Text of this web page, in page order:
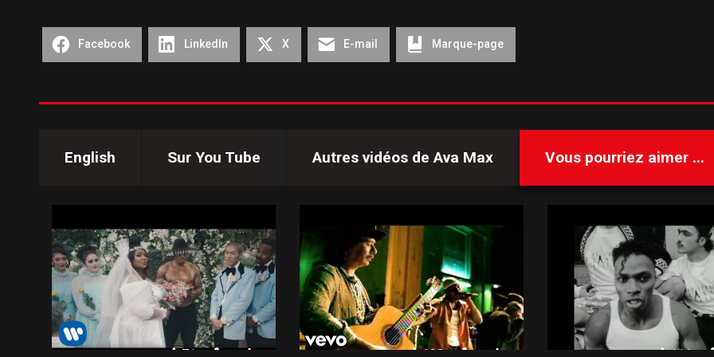
Facebook LinkedIn X E-mail Marque-page
English Sur You Tube Autres vidéos de Ava Max Vous pourriez aimer ...